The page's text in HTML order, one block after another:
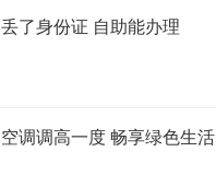
丢了身份证 自助能办理
空调调高一度 畅享绿色生活